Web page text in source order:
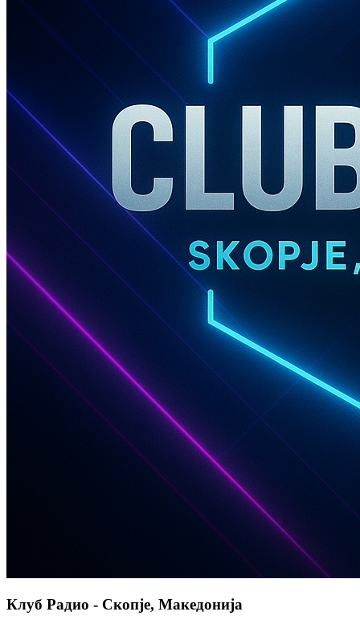
Клуб Радио - Скопје, Македонија